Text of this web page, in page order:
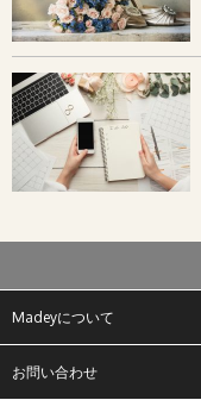
Madeyについて
お問い合わせ